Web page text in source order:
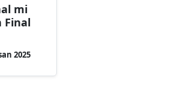
mi
Final
2025